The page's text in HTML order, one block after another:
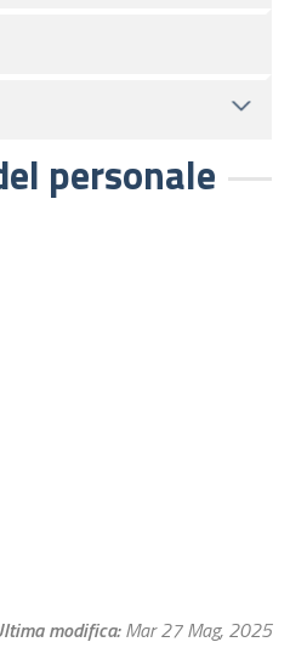
personale
modifica Mar 27 Mag, 2025